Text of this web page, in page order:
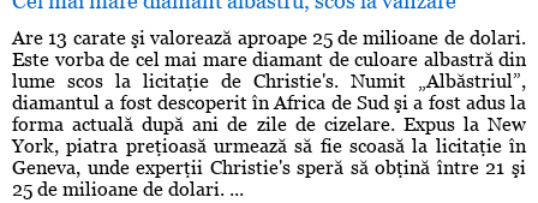
Are 13 carate şi valorează aproape 25 de milioane de dolari.
Este vorba de cel mai mare diamant de culoare albastră din
lume scos la licitaţie de Christie's. Numit „Albăstriul”,
diamantul a fost descoperit în Africa de Sud şi a fost adus la
forma actuală după ani de zile de cizelare. Expus la New
York, piatra preţioasă urmează să fie scoasă la licitaţie în
Geneva, unde experţii Christie's speră să obţină între 21 şi
25 de milioane de dolari. ...